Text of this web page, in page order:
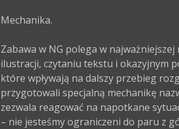
Mechanika.
Zabawa w NG polega w
ilustracji, czytaniu tekstu i okazyjnym
które wpływają na dalszy przebieg
przygotowali specjalną mechanikę
zezwala reagować na napotkane
– nie jesteśmy ograniczeni do paru z